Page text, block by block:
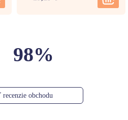
98%
obchodu